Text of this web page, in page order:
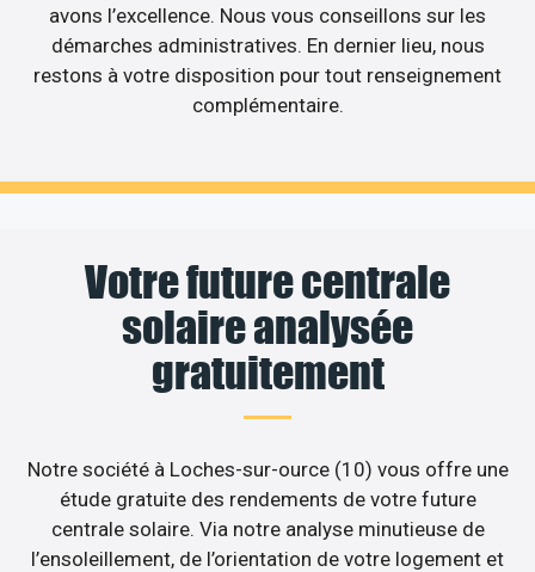
avons l’excellence. Nous vous conseillons sur les
démarches administratives. En dernier lieu, nous
restons à votre disposition pour tout renseignement
complémentaire.
Votre future centrale
solaire analysée
gratuitement
Notre société à Loches-sur-ource (10) vous offre une
étude gratuite des rendements de votre future
centrale solaire. Via notre analyse minutieuse de
l’ensoleillement, de l’orientation de votre logement et